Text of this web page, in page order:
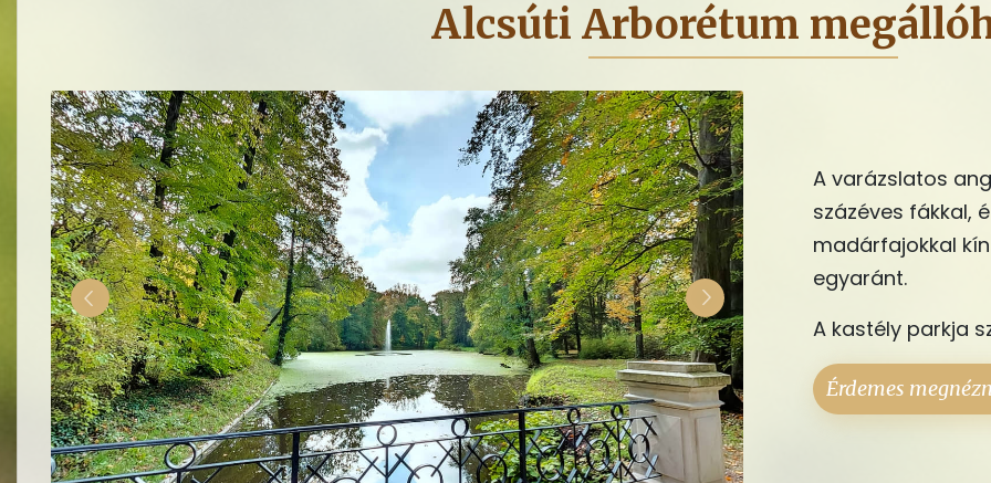
Alcsúti Arborétum
A varázslatos
százéves fákkal,
madárfajokkal
egyaránt.
A kastély parkja
Érdemes